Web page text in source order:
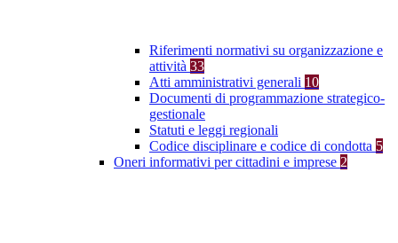
Riferimenti normativi su organizzazione e
attività 33
Atti amministrativi generali 10
Documenti di programmazione strategico-
gestionale
Statuti e leggi regionali
Codice disciplinare e codice di condotta 5
Oneri informativi per cittadini e imprese 2